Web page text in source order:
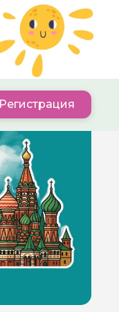
Регистрация